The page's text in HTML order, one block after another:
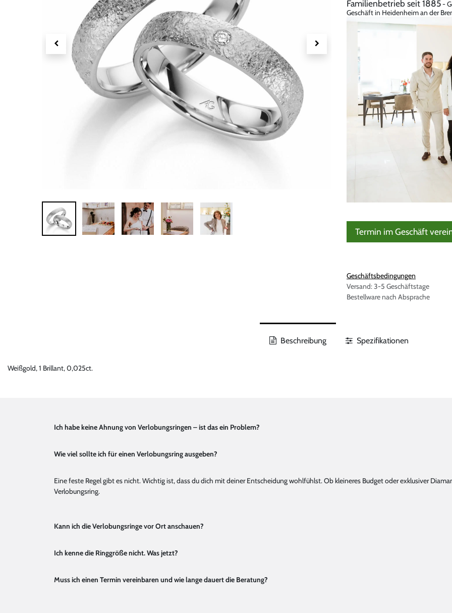
Familienbetrieb seit 1885-
Geschäft in Heidenheim an der
Termin im Geschäft
Geschäftsbedingungen
Versand: 3-5 Geschäftstage
Bestellware nach Absprache
Beschreibung Spezifikationen
Weißgold, 1 Brillant, 0,025ct.
Ich habe keine Ahnung von Verlobungsringen – ist das ein Problem?
Wie viel sollte ich für einen Verlobungsring ausgeben?
Eine feste Regel gibt es nicht. Wichtig ist, dass du dich mit deiner Entscheidung wohlfühlst. Ob kleineres Budget oder exklusiver
Verlobungsring.
Kann ich die Verlobungsringe vor Ort anschauen?
Ich kenne die Ringgröße nicht. Was jetzt?
Muss ich einen Termin vereinbaren und wie lange dauert die Beratung?